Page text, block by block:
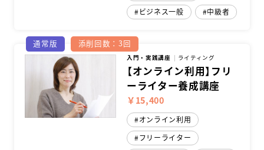
ビジネス一般
中級者
通常版 添削回数：3回
入門・実践講座 ライティング
【オンライン利用】フリ
ーライター養成講座
￥15,400
オンライン利用
フリーライター